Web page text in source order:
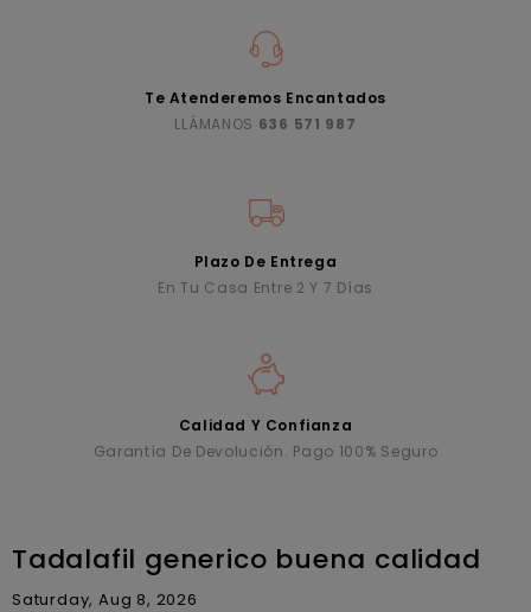
Te Atenderemos Encantados
LLÁMANOS 636 571 987
Plazo De Entrega
En Tu Casa Entre 2 Y 7 Días
Calidad Y Confianza
Garantía De Devolución. Pago 100% Seguro
Tadalafil generico buena calidad
Saturday, Aug 8, 2026